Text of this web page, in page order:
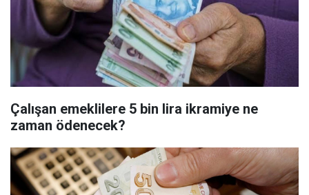
Çalışan emeklilere 5 bin lira ikramiye ne
zaman ödenecek?